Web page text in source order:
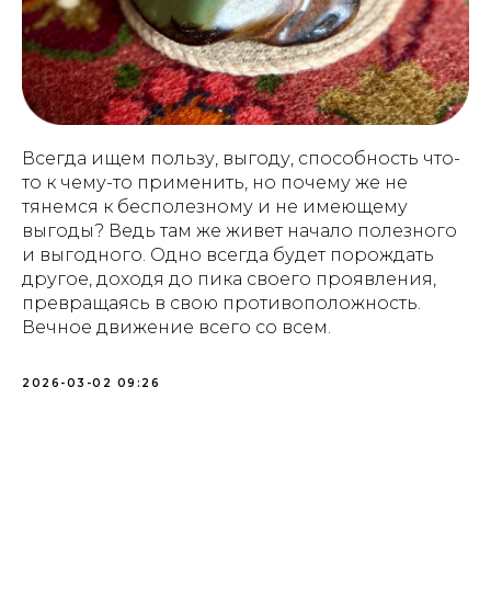
Всегда ищем пользу, выгоду, способность что-
то к чему-то применить, но почему же не
тянемся к бесполезному и не имеющему
выгоды? Ведь там же живет начало полезного
и выгодного. Одно всегда будет порождать
другое, доходя до пика своего проявления,
превращаясь в свою противоположность.
Вечное движение всего со всем.
2026-03-02 09:26